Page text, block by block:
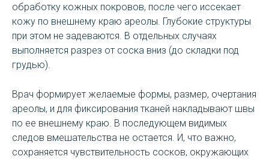
обработку кожных покровов, после чего иссекает
кожу по внешнему краю ареолы. Глубокие структуры
при этом не задеваются. В отдельных случаях
выполняется разрез от соска вниз (до складки под
грудью).
Врач формирует желаемые формы, размер, очертания
ареолы, и для фиксирования тканей накладывают швы
по ее внешнему краю. В последующем видимых
следов вмешательства не остается. И, что важно,
сохраняется чувствительность сосков, окружающих